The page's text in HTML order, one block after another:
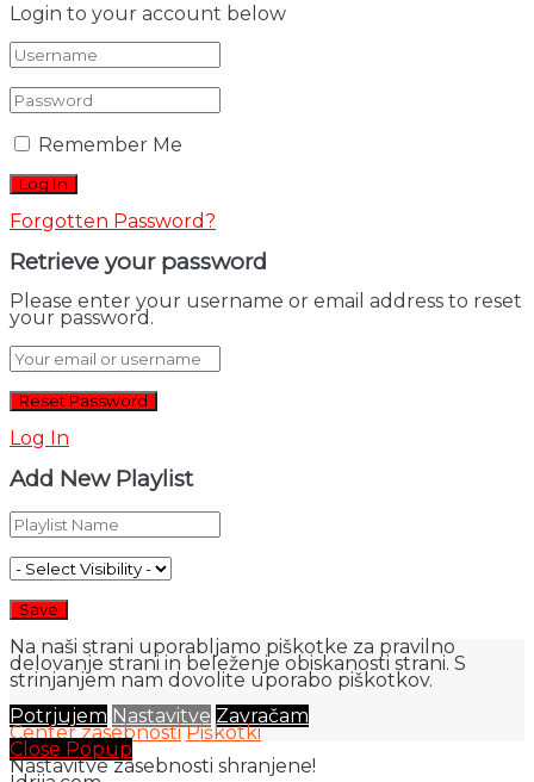
Login to your account below
Remember Me
Forgotten Password?
Retrieve your password
Please enter your username or email address to reset
your password.
Log In
Add New Playlist
Na naši strani uporabljamo piškotke za pravilno
delovanje strani in beleženje obiskanosti strani. S
strinjanjem nam dovolite uporabo piškotkov.
Potrjujem Nastavitve Zavračam
Center zasebnosti Piškotki
Close Popup
Nastavitve zasebnosti shranjene!